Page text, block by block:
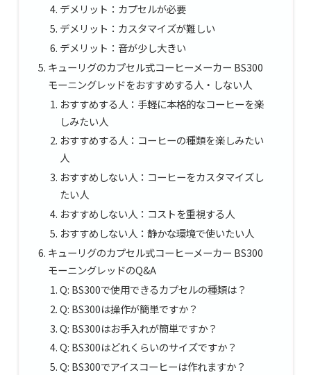
デメリット：カプセルが必要
デメリット：カスタマイズが難しい
デメリット：音が少し大きい
キューリグのカプセル式コーヒーメーカー BS300
モーニングレッドをおすすめする人・しない人
おすすめする人：手軽に本格的なコーヒーを楽
しみたい人
おすすめする人：コーヒーの種類を楽しみたい
人
おすすめしない人：コーヒーをカスタマイズし
たい人
おすすめしない人：コストを重視する人
おすすめしない人：静かな環境で使いたい人
キューリグのカプセル式コーヒーメーカー BS300
モーニングレッドのQ&A
Q: BS300で使用できるカプセルの種類は？
Q: BS300は操作が簡単ですか？
Q: BS300はお手入れが簡単ですか？
Q: BS300はどれくらいのサイズですか？
Q: BS300でアイスコーヒーは作れますか？